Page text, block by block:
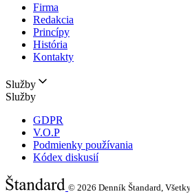
Firma
Redakcia
Princípy
História
Kontakty
Služby
Služby
GDPR
V.O.P
Podmienky používania
Kódex diskusií
© 2026 Denník Štandard,